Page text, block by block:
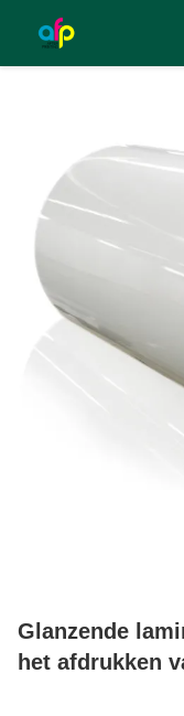
Glanzende
het afdrukken